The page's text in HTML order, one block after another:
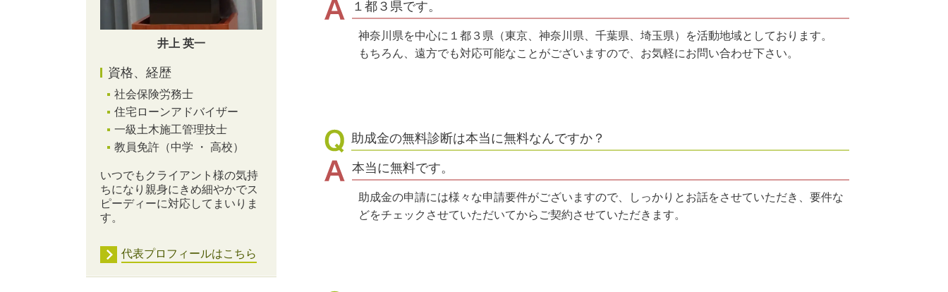
１都３県です。
神奈川県を中心に１都３県（東京、神奈川県、千葉県、埼玉県）を活動地域としております。
もちろん、遠方でも対応可能なことがございますので、お気軽にお問い合わせ下さい。
助成金の無料診断は本当に無料なんですか？
本当に無料です。
助成金の申請には様々な申請要件がございますので、しっかりとお話をさせていただき、要件な
どをチェックさせていただいてからご契約させていただきます。
井上 英一
資格、経歴
社会保険労務士
住宅ローンアドバイザー
一級土木施工管理技士
教員免許（中学 ・ 高校）
いつでもクライアント様の気持
ちになり親身にきめ細やかでス
ピーディーに対応してまいりま
す。
代表プロフィールはこちら